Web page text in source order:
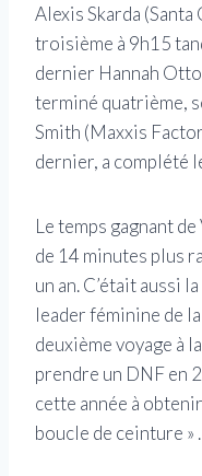
Alexis Skarda
troisième à 9h15
dernier Hannah
terminé quatrième,
Smith (Maxxis
dernier, a complété
Le temps gagnant
de 14 minutes plus
un an. C’était aussi
leader féminine de
deuxième voyage à
prendre un DNF en
cette année à
boucle de ceinture » .